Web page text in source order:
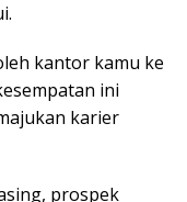
kantor kamu ke
ini
karier
prospek